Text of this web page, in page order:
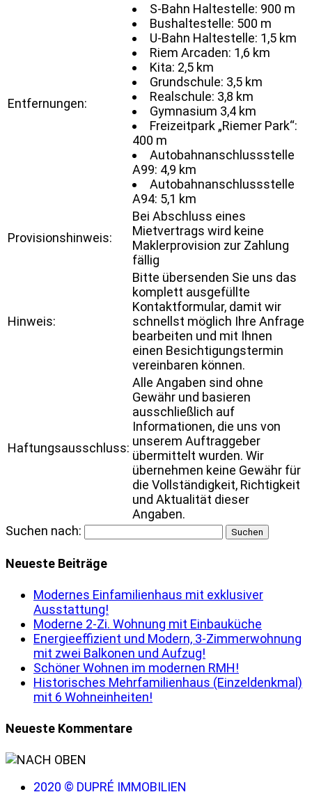
Entfernungen:
S-Bahn Haltestelle: 900 m
Bushaltestelle: 500 m
U-Bahn Haltestelle: 1,5 km
Riem Arcaden: 1,6 km
Kita: 2,5 km
Grundschule: 3,5 km
Realschule: 3,8 km
Gymnasium 3,4 km
Freizeitpark „Riemer Park“:
400 m
Autobahnanschlussstelle
A99: 4,9 km
Autobahnanschlussstelle
A94: 5,1 km
Provisionshinweis:
Bei Abschluss eines
Mietvertrags wird keine
Maklerprovision zur Zahlung
fällig
Hinweis:
Bitte übersenden Sie uns das
komplett ausgefüllte
Kontaktformular, damit wir
schnellst möglich Ihre Anfrage
bearbeiten und mit Ihnen
einen Besichtigungstermin
vereinbaren können.
Haftungsausschluss:
Alle Angaben sind ohne
Gewähr und basieren
ausschließlich auf
Informationen, die uns von
unserem Auftraggeber
übermittelt wurden. Wir
übernehmen keine Gewähr für
die Vollständigkeit, Richtigkeit
und Aktualität dieser
Angaben.
Suchen nach:
Neueste Beiträge
Modernes Einfamilienhaus mit exklusiver
Ausstattung!
Moderne 2-Zi. Wohnung mit Einbauküche
Energieeffizient und Modern, 3-Zimmerwohnung
mit zwei Balkonen und Aufzug!
Schöner Wohnen im modernen RMH!
Historisches Mehrfamilienhaus (Einzeldenkmal)
mit 6 Wohneinheiten!
Neueste Kommentare
2020 © DUPRÉ IMMOBILIEN